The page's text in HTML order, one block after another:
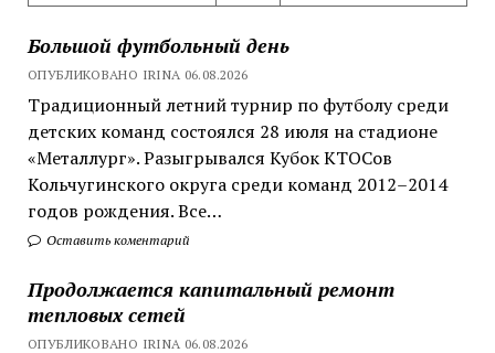
Большой футбольный день
ОПУБЛИКОВАНО IRINA 06.08.2026
Традиционный летний турнир по футболу среди
детских команд состоялся 28 июля на стадионе
«Металлург». Разыгрывался Кубок КТОСов
Кольчугинского округа среди команд 2012–2014
годов рождения. Все…
Оставить коментарий
Продолжается капитальный ремонт
тепловых сетей
ОПУБЛИКОВАНО IRINA 06.08.2026